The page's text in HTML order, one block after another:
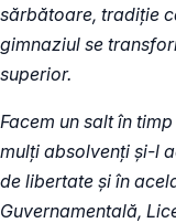
sărbătoare, tradiție
gimnaziul se
superior.
Facem un salt în
mulți absolvenți și-l
de libertate și în
Guvernamentală,